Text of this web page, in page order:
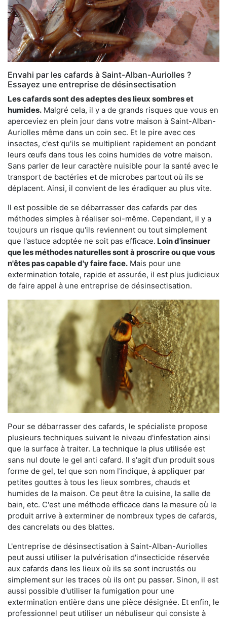
Envahi par les cafards à Saint-Alban-Auriolles ?
Essayez une entreprise de désinsectisation
Les cafards sont des adeptes des lieux sombres et
humides. Malgré cela, il y a de grands risques que vous en
aperceviez en plein jour dans votre maison à Saint-Alban-
Auriolles même dans un coin sec. Et le pire avec ces
insectes, c'est qu'ils se multiplient rapidement en pondant
leurs œufs dans tous les coins humides de votre maison.
Sans parler de leur caractère nuisible pour la santé avec le
transport de bactéries et de microbes partout où ils se
déplacent. Ainsi, il convient de les éradiquer au plus vite.
Il est possible de se débarrasser des cafards par des
méthodes simples à réaliser soi-même. Cependant, il y a
toujours un risque qu'ils reviennent ou tout simplement
que l'astuce adoptée ne soit pas efficace. Loin d'insinuer
que les méthodes naturelles sont à proscrire ou que vous
n'êtes pas capable d'y faire face. Mais pour une
extermination totale, rapide et assurée, il est plus judicieux
de faire appel à une entreprise de désinsectisation.
Pour se débarrasser des cafards, le spécialiste propose
plusieurs techniques suivant le niveau d'infestation ainsi
que la surface à traiter. La technique la plus utilisée est
sans nul doute le gel anti cafard. Il s'agit d'un produit sous
forme de gel, tel que son nom l'indique, à appliquer par
petites gouttes à tous les lieux sombres, chauds et
humides de la maison. Ce peut être la cuisine, la salle de
bain, etc. C'est une méthode efficace dans la mesure où le
produit arrive à exterminer de nombreux types de cafards,
des cancrelats ou des blattes.
L'entreprise de désinsectisation à Saint-Alban-Auriolles
peut aussi utiliser la pulvérisation d'insecticide réservée
aux cafards dans les lieux où ils se sont incrustés ou
simplement sur les traces où ils ont pu passer. Sinon, il est
aussi possible d'utiliser la fumigation pour une
extermination entière dans une pièce désignée. Et enfin, le
professionnel peut utiliser un nébuliseur qui consiste à